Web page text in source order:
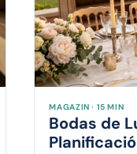
MAGAZIN · 15 MIN
Bodas de